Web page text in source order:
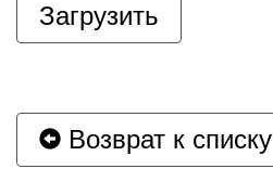
Загрузить
Возврат к списку